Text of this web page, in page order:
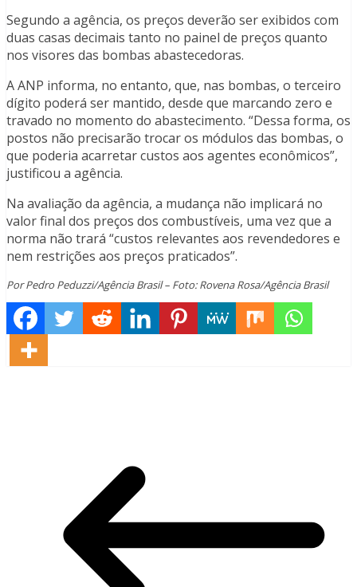
Segundo a agência, os preços deverão ser exibidos com
duas casas decimais tanto no painel de preços quanto
nos visores das bombas abastecedoras.
A ANP informa, no entanto, que, nas bombas, o terceiro
dígito poderá ser mantido, desde que marcando zero e
travado no momento do abastecimento. “Dessa forma, os
postos não precisarão trocar os módulos das bombas, o
que poderia acarretar custos aos agentes econômicos”,
justificou a agência.
Na avaliação da agência, a mudança não implicará no
valor final dos preços dos combustíveis, uma vez que a
norma não trará “custos relevantes aos revendedores e
nem restrições aos preços praticados”.
Por Pedro Peduzzi/Agência Brasil – Foto: Rovena Rosa/Agência Brasil